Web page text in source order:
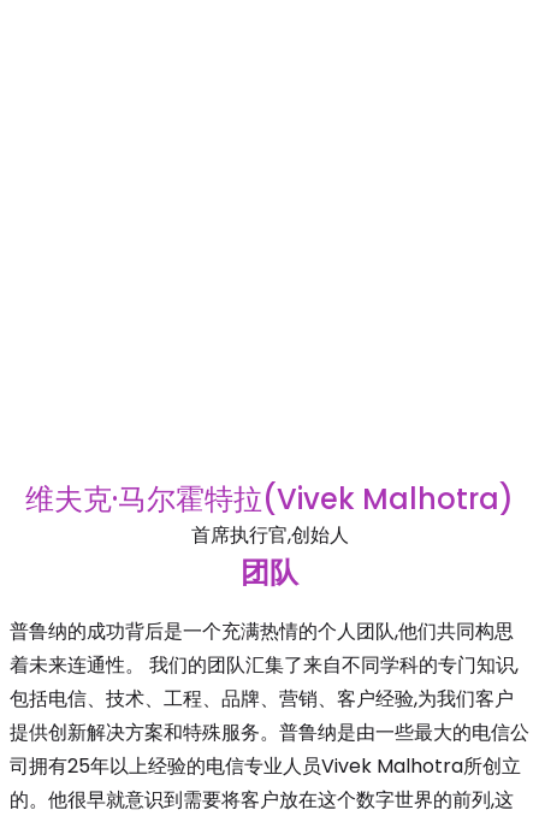
维夫克·马尔霍特拉(Vivek Malhotra)
首席执行官,创始人
团队
普鲁纳的成功背后是一个充满热情的个人团队,他们共同构思
着未来连通性。 我们的团队汇集了来自不同学科的专门知识,
包括电信、技术、工程、品牌、营销、客户经验,为我们客户
提供创新解决方案和特殊服务。普鲁纳是由一些最大的电信公
司拥有25年以上经验的电信专业人员Vivek Malhotra所创立
的。他很早就意识到需要将客户放在这个数字世界的前列,这